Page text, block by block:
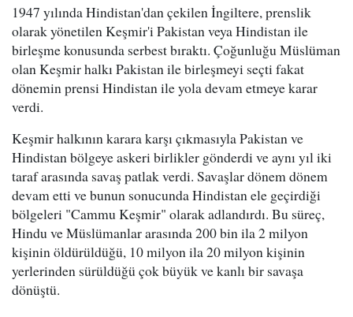
1947 yılında Hindistan'dan çekilen İngiltere, prenslik
olarak yönetilen Keşmir'i Pakistan veya Hindistan ile
birleşme konusunda serbest bıraktı. Çoğunluğu Müslüman
olan Keşmir halkı Pakistan ile birleşmeyi seçti fakat
dönemin prensi Hindistan ile yola devam etmeye karar
verdi.
Keşmir halkının karara karşı çıkmasıyla Pakistan ve
Hindistan bölgeye askeri birlikler gönderdi ve aynı yıl iki
taraf arasında savaş patlak verdi. Savaşlar dönem dönem
devam etti ve bunun sonucunda Hindistan ele geçirdiği
bölgeleri "Cammu Keşmir" olarak adlandırdı. Bu süreç,
Hindu ve Müslümanlar arasında 200 bin ila 2 milyon
kişinin öldürüldüğü, 10 milyon ila 20 milyon kişinin
yerlerinden sürüldüğü çok büyük ve kanlı bir savaşa
dönüştü.